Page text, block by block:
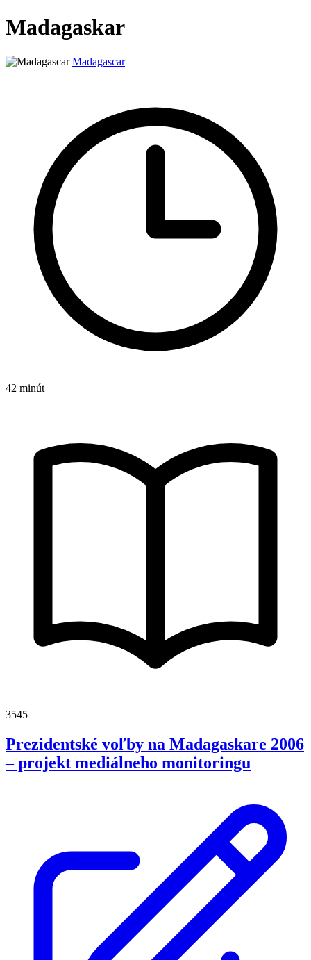
Madagaskar
Madagascar
42 minút
3545
Prezidentské voľby na Madagaskare 2006
– projekt mediálneho monitoringu